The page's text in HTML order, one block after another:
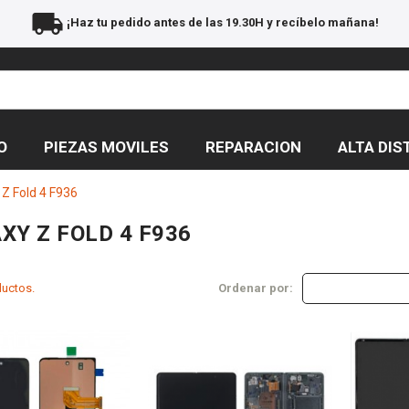
local_shipping ¡Haz tu pedido antes de las 19.30H y recíbelo mañana!
PIEZAS MOVILES REPARACION ALTA
Fold 4 F936
Z FOLD 4 F936
Ordenar por: